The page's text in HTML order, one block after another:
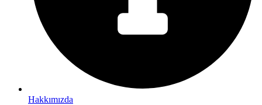
Hakkımızda